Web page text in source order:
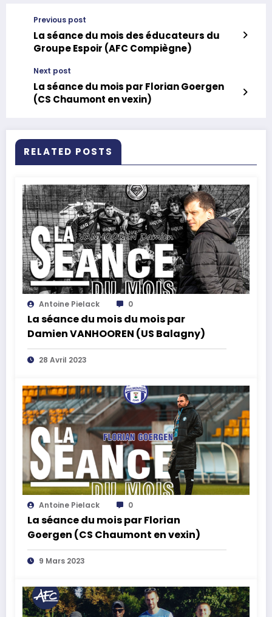
Previous post
La séance du mois des éducateurs du
Groupe Espoir (AFC Compiègne)
Next post
La séance du mois par Florian Goergen
(CS Chaumont en vexin)
RELATED POSTS
Antoine Pielack 0
La séance du mois du mois par
Damien VANHOOREN (US Balagny)
28 Avril 2023
Antoine Pielack 0
La séance du mois par Florian
Goergen (CS Chaumont en vexin)
9 Mars 2023